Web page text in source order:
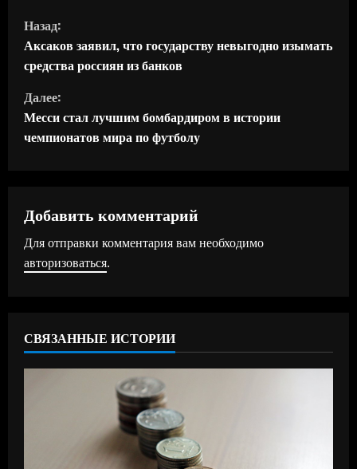
П
р
о
д
о
ж
и
ч
Назад:
Аксаков заявил, что государству невыгодно изымать
средства россиян из банков
Далее:
Месси стал лучшим бомбардиром в истории
чемпионатов мира по футболу
Добавить комментарий
Для отправки комментария вам необходимо
авторизоваться.
СВЯЗАННЫЕ ИСТОРИИ